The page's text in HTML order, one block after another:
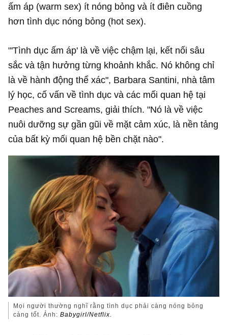
ấm áp (warm sex) ít nóng bỏng và ít điên cuồng
hơn tình dục nóng bỏng (hot sex).
"'Tình dục ấm áp' là về việc chậm lại, kết nối sâu
sắc và tận hưởng từng khoảnh khắc. Nó không chỉ
là về hành động thể xác", Barbara Santini, nhà tâm
lý học, cố vấn về tình dục và các mối quan hệ tại
Peaches and Screams, giải thích. "Nó là về việc
nuôi dưỡng sự gần gũi về mặt cảm xúc, là nền tảng
của bất kỳ mối quan hệ bền chặt nào".
Mọi người thường nghĩ rằng tình dục phải càng nóng bỏng
càng tốt. Ảnh:Babygirl/Netflix.